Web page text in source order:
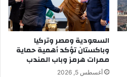
السعودية ومصر وتركيا
وباكستان تؤكد أهمية حماية
ممرات هرمز وباب المندب
أغسطس 5, 2026